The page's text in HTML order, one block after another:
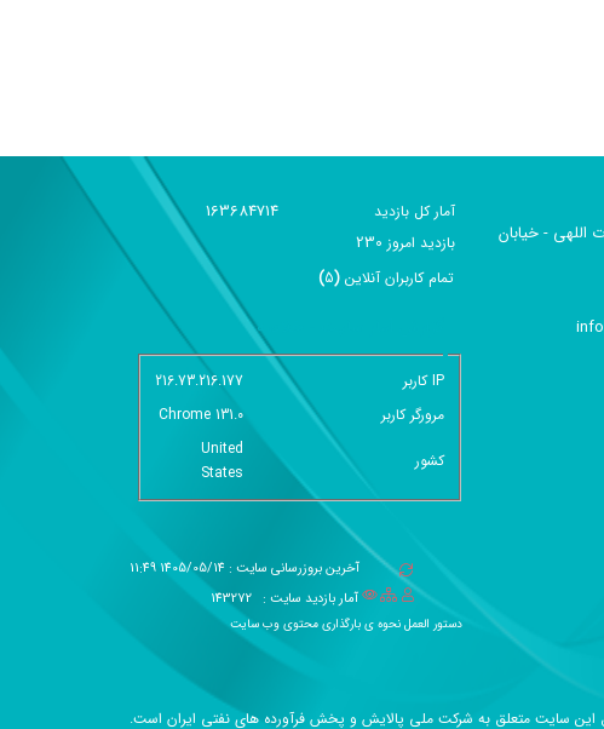
اللهی - خیابان
آمار کل بازدید 163684714
بازديد امروز 230
تمام کاربران آنلاين (
5
)
گزارش آمار سایت - خلاصه
IP کاربر
216.73.216.177
مرورگر کاربر
Chrome 131.0
کشور
United
States
آخرین بروزرسانی سایت : 1405/05/14 11:49
آمار بازدید سایت : 143272
دستور العمل نحوه ی بارگذاری محتوی وب سایت
سایت متعلق به شرکت ملی پالایش و پخش فرآورده های نفتی ایران است.